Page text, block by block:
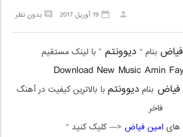
بدون نظر 19 آوریل 2017
بنام “ دیوونتم ” با لینک مستقیم
Download New Music Amin
فیاض بنامدیوونتمبا بالاترین کیفیت در آهنگ
فاخر
هایامین فیاض <— کلیک کنید “